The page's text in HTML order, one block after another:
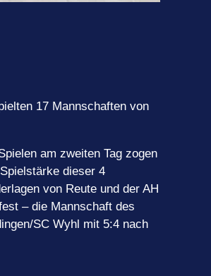
17 Mannschaften von
am zweiten Tag zogen
dieser 4
von Reute und der AH
– die Mannschaft des
SC Wyhl mit 5:4 nach